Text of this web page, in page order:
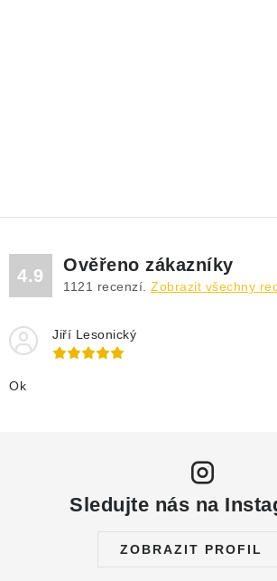
4.9
Ověřeno zákazníky
1121 recenzí. Zobrazit všechny
Jiří Lesonický
Ok
Sledujte nás na
ZOBRAZIT PROFIL